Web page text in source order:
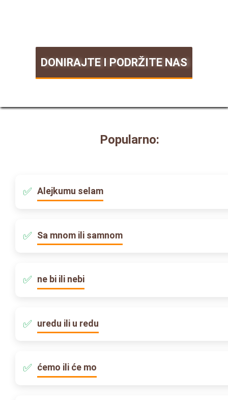
DONIRAJTE I PODRŽITE NAS
Popularno:
Alejkumu selam
Sa mnom ili samnom
ne bi ili nebi
uredu ili u redu
ćemo ili će mo